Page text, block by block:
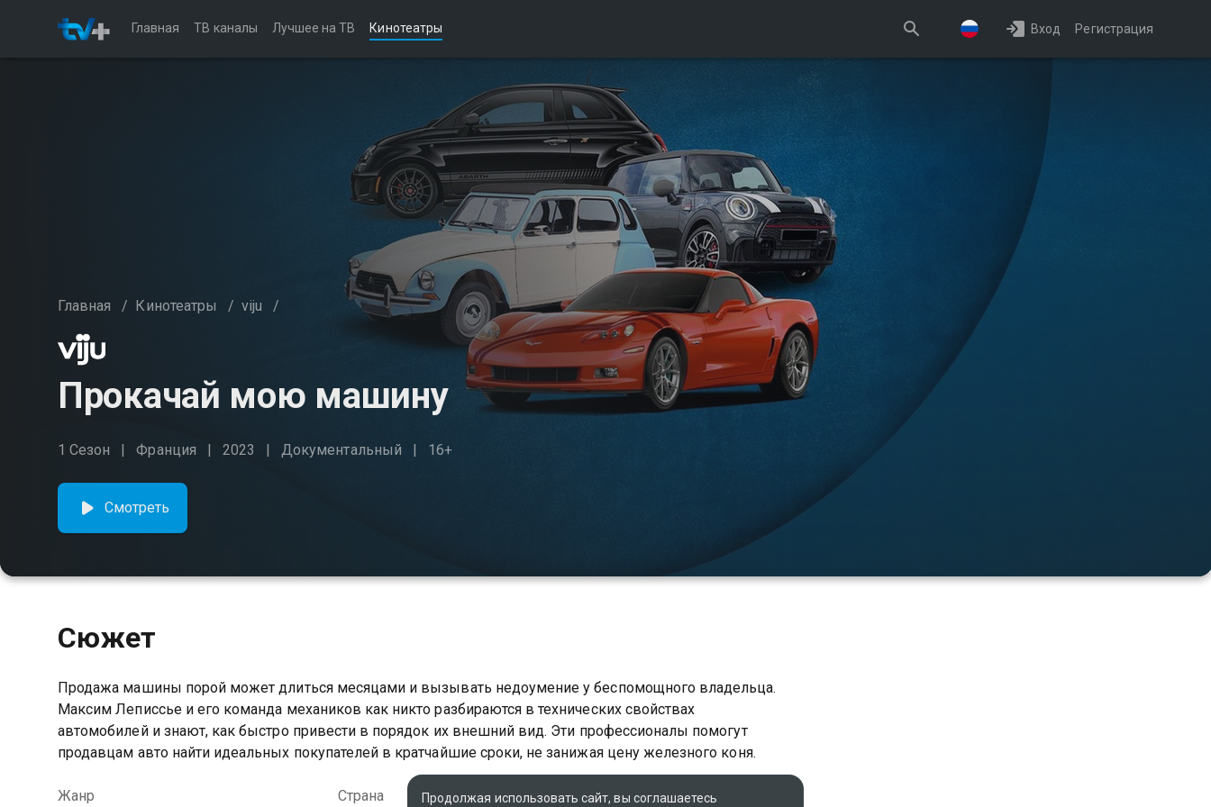
Главная ТВ каналы Лучшее на ТВ Кинотеатры Вход Регистрация
Главная / Кинотеатры / viju /
Прокачай мою машину
1 Сезон Франция 2023 Документальный 16+
Смотреть
Сюжет
Продажа машины порой может длиться месяцами и вызывать недоумение у беспомощного владельца.
Максим Леписсье и его команда механиков как никто разбираются в технических свойствах
автомобилей и знают, как быстро привести в порядок их внешний вид. Эти профессионалы помогут
продавцам авто найти идеальных покупателей в кратчайшие сроки, не занижая цену железного коня.
Жанр Страна Оригинальное название
Продолжая использовать сайт, вы соглашаетесь